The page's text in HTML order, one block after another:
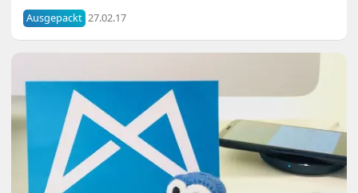
Ausgepackt 27.02.17